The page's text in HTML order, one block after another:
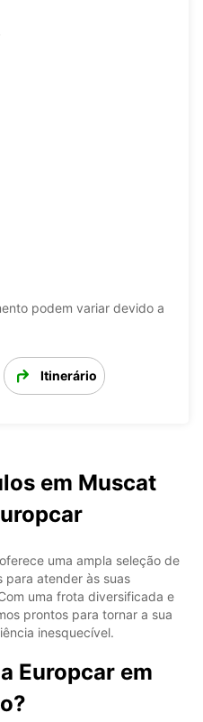
podem variar devido a
Itinerário
em Muscat
uma ampla seleção de
para atender às suas
uma frota diversificada e
prontos para tornar a sua
inesquecível.
Europcar em